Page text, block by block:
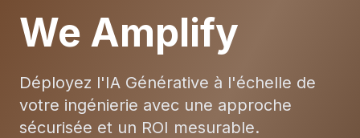
We Amplify
Déployez l'IA Générative à l'échelle de
votre ingénierie avec une approche
sécurisée et un ROI mesurable.